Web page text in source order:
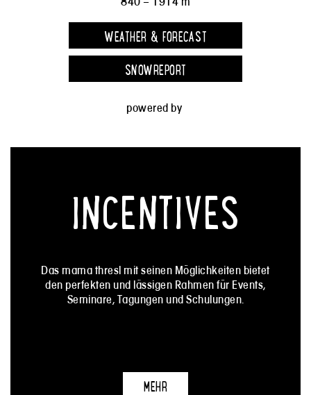
WEATHER & FORECAST
SNOWREPORT
powered by
INCENTIVES
Das mama thresl mit seinen Möglichkeiten bietet
den perfekten und lässigen Rahmen für Events,
Seminare, Tagungen und Schulungen.
MEHR